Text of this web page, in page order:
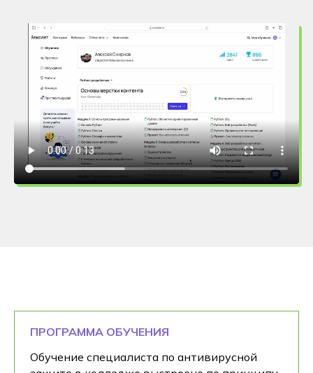
ПРОГРАММА ОБУЧЕНИЯ
Обучение специалиста по антивирусной